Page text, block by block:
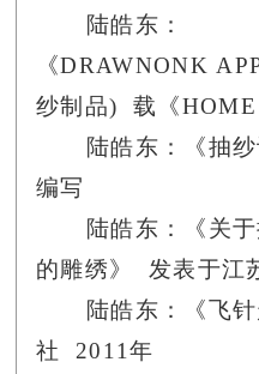
陆皓东：
《DRAWNONK
纱制品) 载 《
陆皓东：《抽
编写
陆皓东：《关
的雕绣》 发表于江
陆皓东：《飞
社 2011年